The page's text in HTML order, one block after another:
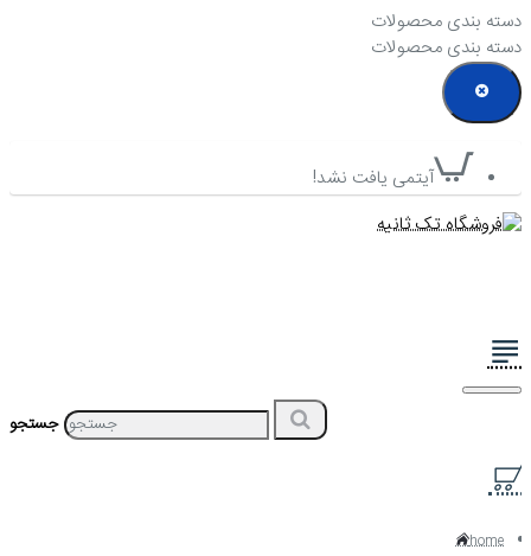
دسته بندی محصولات
دسته بندی محصولات
آیتمی یافت نشد!
جستجو
home